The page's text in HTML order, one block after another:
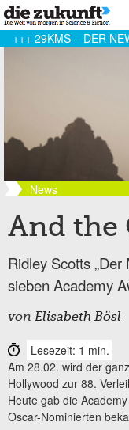
+++ 29KMS – DER
News
And the
Ridley Scotts
sieben Academy
von Elisabeth Bösl
Lesezeit: 1 min.
Am 28.02. wird der
Hollywood zur 88.
Heute gab die
Oscar-Nominierten